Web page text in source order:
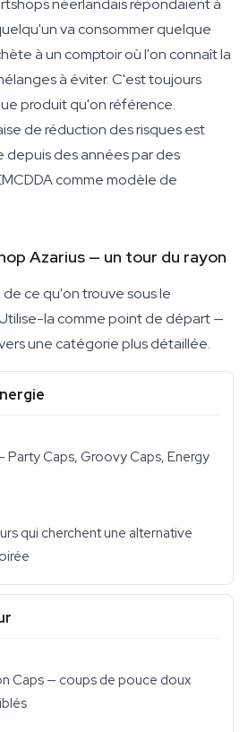
néerlandais répondaient à
va consommer quelque
à un comptoir où l'on connaît la
à éviter. C'est toujours
produit qu'on référence.
de réduction des risques est
des années par des
comme modèle de
Azarius — un tour du rayon
ce qu'on trouve sous le
la comme point de départ —
une catégorie plus détaillée.
Party Caps, Groovy Caps, Energy
qui cherchent une alternative
Caps — coups de pouce doux